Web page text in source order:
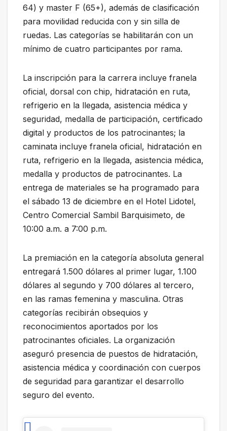
64) y master F (65+), además de clasificación
para movilidad reducida con y sin silla de
ruedas. Las categorías se habilitarán con un
mínimo de cuatro participantes por rama.
La inscripción para la carrera incluye franela
oficial, dorsal con chip, hidratación en ruta,
refrigerio en la llegada, asistencia médica y
seguridad, medalla de participación, certificado
digital y productos de los patrocinantes; la
caminata incluye franela oficial, hidratación en
ruta, refrigerio en la llegada, asistencia médica,
medalla y productos de patrocinantes. La
entrega de materiales se ha programado para
el sábado 13 de diciembre en el Hotel Lidotel,
Centro Comercial Sambil Barquisimeto, de
10:00 a.m. a 7:00 p.m.
La premiación en la categoría absoluta general
entregará 1.500 dólares al primer lugar, 1.100
dólares al segundo y 700 dólares al tercero,
en las ramas femenina y masculina. Otras
categorías recibirán obsequios y
reconocimientos aportados por los
patrocinantes oficiales. La organización
aseguró presencia de puestos de hidratación,
asistencia médica y coordinación con cuerpos
de seguridad para garantizar el desarrollo
seguro del evento.